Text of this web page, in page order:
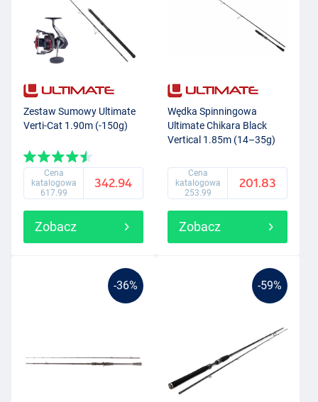
Zestaw Sumowy Ultimate
Verti-Cat 1.90m (-150g)
Cena
katalogowa
617.99
342.94
Zobacz
Wędka Spinningowa
Ultimate Chikara Black
Vertical 1.85m (14–35g)
Cena
katalogowa
253.99
201.83
Zobacz
-36% -59%